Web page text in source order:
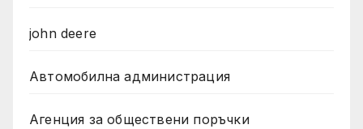
john deere
Автомобилна администрация
Агенция за обществени поръчки